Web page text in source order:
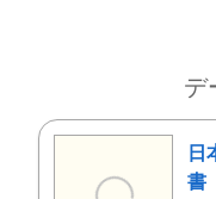
デ
日
書